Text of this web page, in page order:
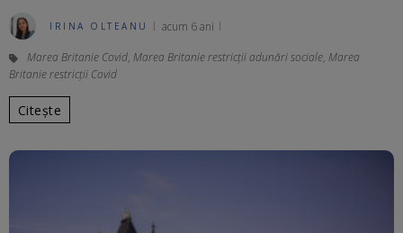
IRINA OLTEANU acum 6 ani
Marea Britanie Covid, Marea Britanie restricții adunări sociale, Marea
Britanie restricții Covid
Citește